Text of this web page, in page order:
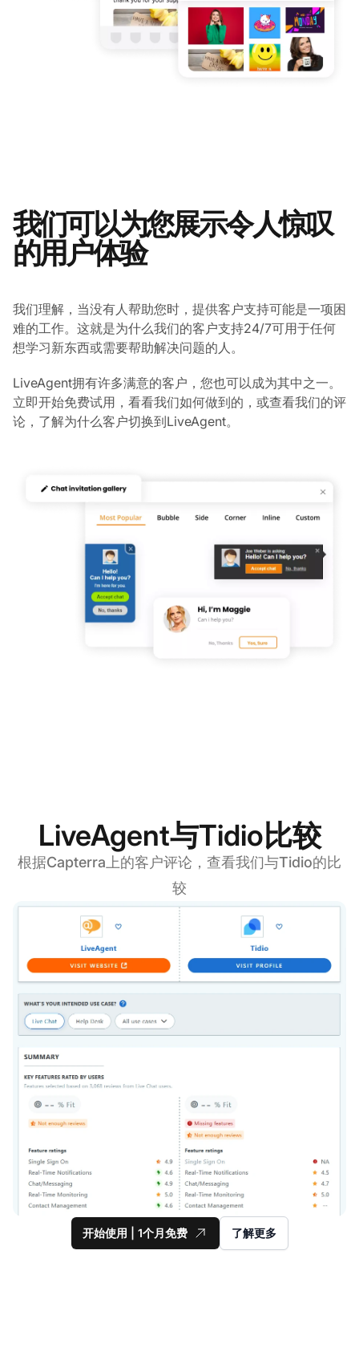
我们可以为您展示令人惊叹
的用户体验
我们理解，当没有人帮助您时，提供客户支持可能是一项困
难的工作。这就是为什么我们的客户支持24/7可用于任何
想学习新东西或需要帮助解决问题的人。
LiveAgent拥有许多满意的客户，您也可以成为其中之一。
立即开始免费试用，看看我们如何做到的，或查看我们的评
论，了解为什么客户切换到LiveAgent。
LiveAgent与Tidio比较
根据Capterra上的客户评论，查看我们与Tidio的比
较
开始使用 | 1个月免费 了解更多